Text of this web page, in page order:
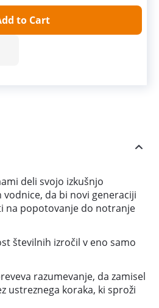
to Cart
deli svojo izkušnjo
da bi novi generaciji
na popotovanje do notranje
številnih izročil v eno samo
razumevanje, da zamisel
ustreznega koraka, ki sproži